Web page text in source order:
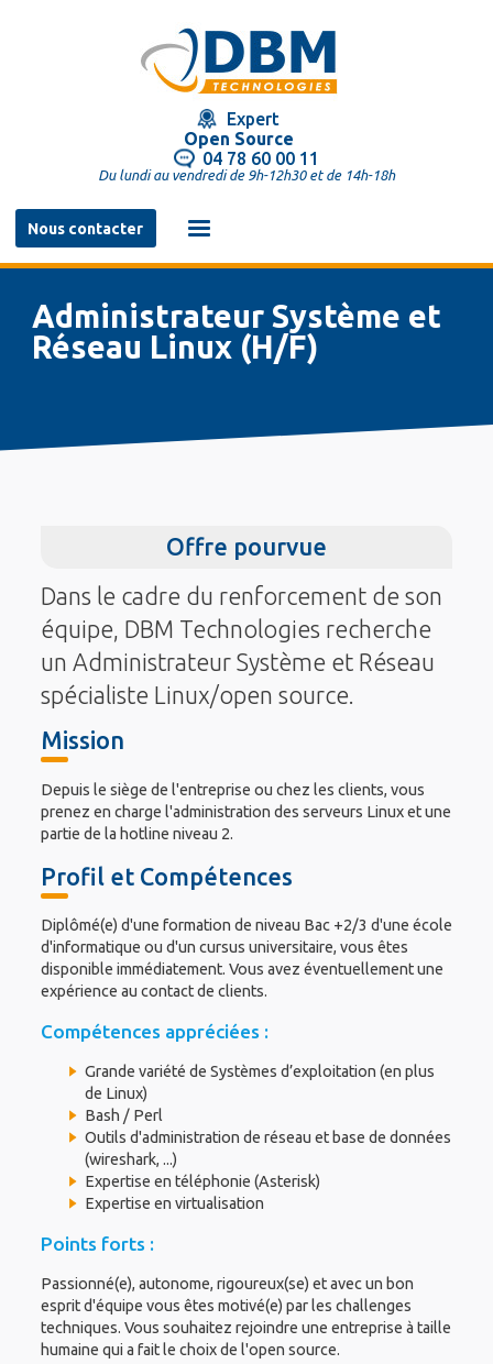
Expert
Open Source
04 78 60 00 11
Du lundi au vendredi de 9h-12h30 et de 14h-18h
Nous contacter
Navigation
principale
Administrateur Système et
Réseau Linux (H/F)
Offre pourvue
Dans le cadre du renforcement de son
équipe, DBM Technologies recherche
un Administrateur Système et Réseau
spécialiste Linux/open source.
Mission
Depuis le siège de l'entreprise ou chez les clients, vous
prenez en charge l'administration des serveurs Linux et une
partie de la hotline niveau 2.
Profil et Compétences
Diplômé(e) d'une formation de niveau Bac +2/3 d'une école
d'informatique ou d'un cursus universitaire, vous êtes
disponible immédiatement. Vous avez éventuellement une
expérience au contact de clients.
Compétences appréciées :
Grande variété de Systèmes d’exploitation (en plus
de Linux)
Bash / Perl
Outils d'administration de réseau et base de données
(wireshark, ...)
Expertise en téléphonie (Asterisk)
Expertise en virtualisation
Points forts :
Passionné(e), autonome, rigoureux(se) et avec un bon
esprit d'équipe vous êtes motivé(e) par les challenges
techniques. Vous souhaitez rejoindre une entreprise à taille
humaine qui a fait le choix de l'open source.